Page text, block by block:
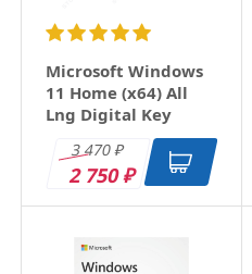
Заголовок
Оцените товар
Microsoft Windows
11 Home (x64) All
Lng Digital Key
3 470₽
2 750₽